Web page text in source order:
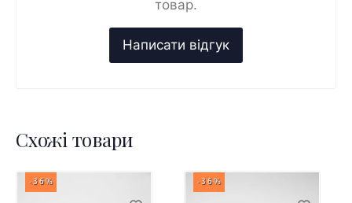
товар.
Схожі товари
-36% -36%